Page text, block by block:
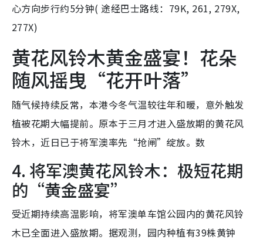
心方向步行约5分钟( 途经巴士路线：79K, 261, 279X,
277X)
黄花风铃木黄金盛宴！花朵
随风摇曳“花开叶落”
随气候持续反常，本港今冬气温较往年和暖，意外触发
植被花期大幅提前。原本于三月才进入盛放期的黄花风
铃木，近日已于将军澳率先“抢闸”绽放。数
4. 将军澳黄花风铃木：极短花期
的“黄金盛宴”
受近期持续高温影响，将军澳单车馆公园内的黄花风铃
木已全面进入盛放期。据观测，园内种植有39株黄钟